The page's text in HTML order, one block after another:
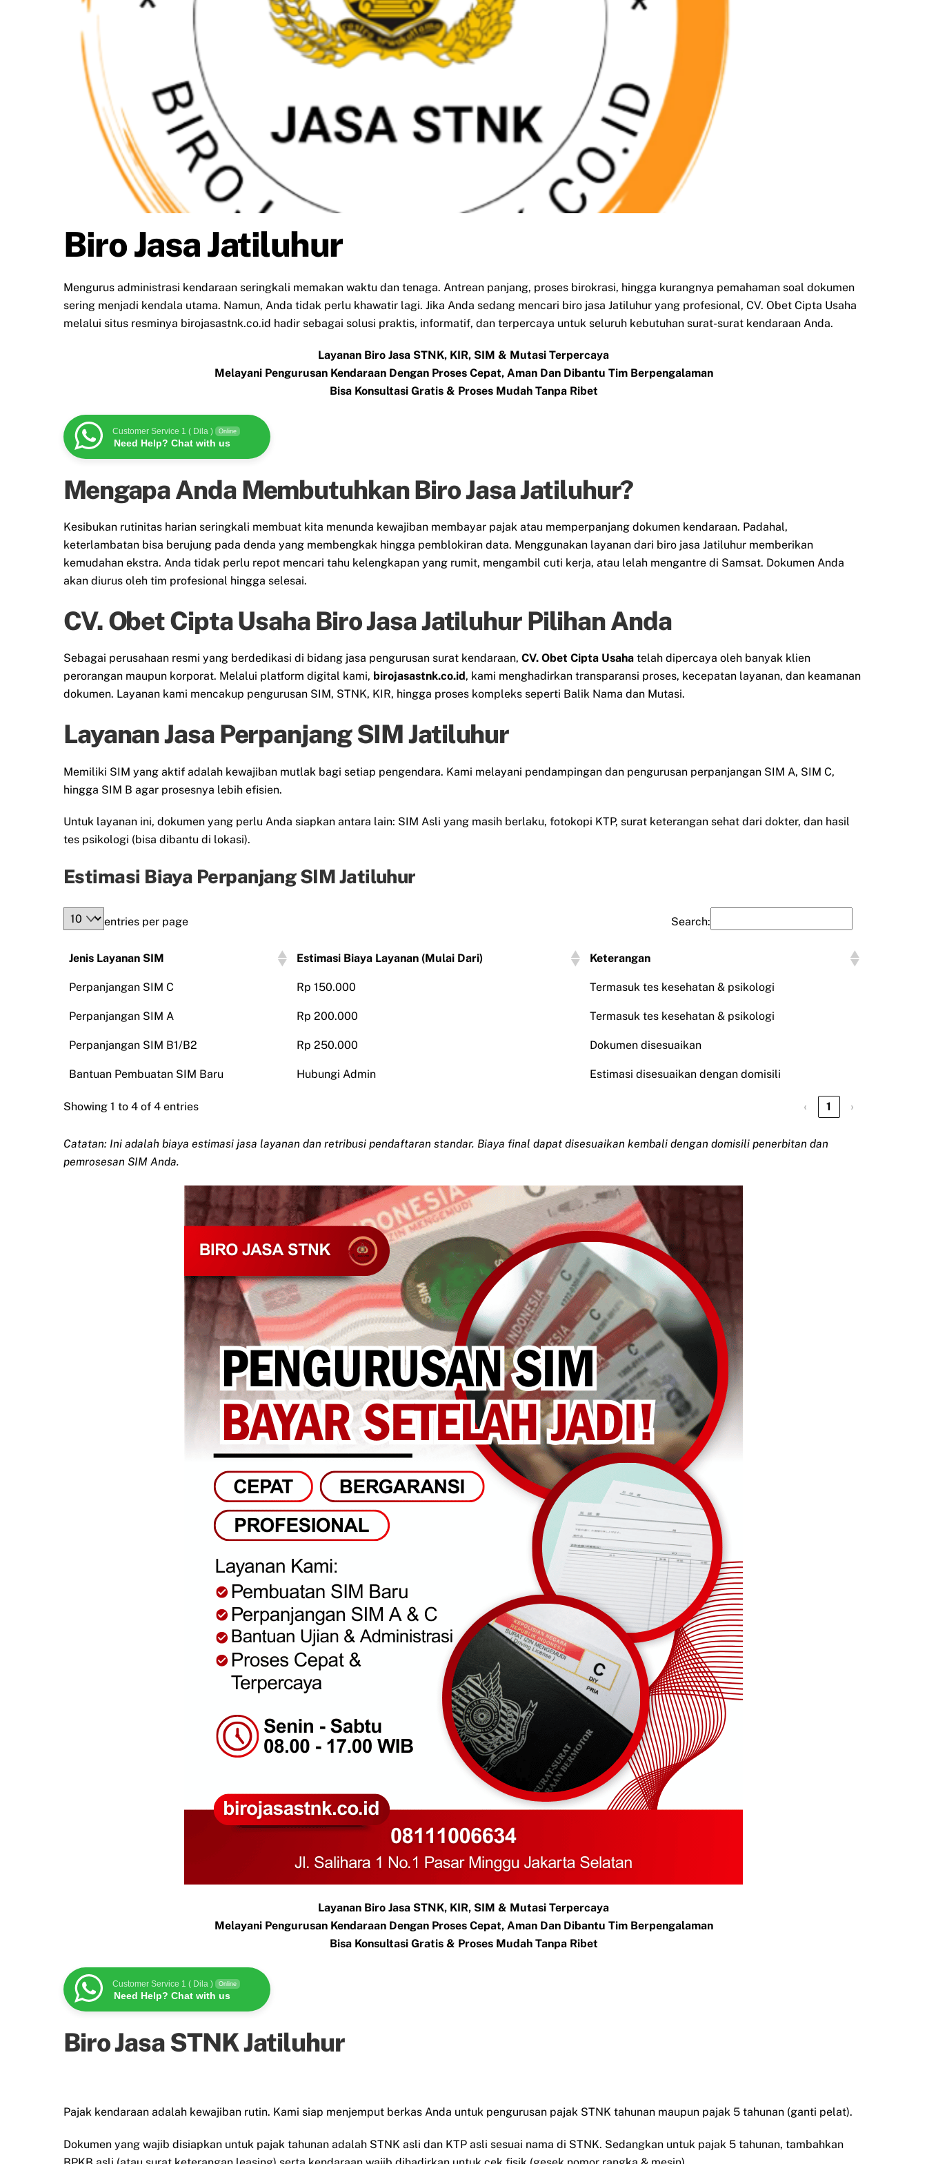
Biro Jasa Jatiluhur
Mengurus administrasi kendaraan seringkali memakan waktu dan tenaga. Antrean panjang, proses birokrasi, hingga kurangnya pemahaman soal dokumen
sering menjadi kendala utama. Namun, Anda tidak perlu khawatir lagi. Jika Anda sedang mencari biro jasa Jatiluhur yang profesional, CV. Obet Cipta Usaha
melalui situs resminya birojasastnk.co.id hadir sebagai solusi praktis, informatif, dan terpercaya untuk seluruh kebutuhan surat-surat kendaraan Anda.
Layanan Biro Jasa STNK, KIR, SIM & Mutasi Terpercaya
Melayani Pengurusan Kendaraan Dengan Proses Cepat, Aman Dan Dibantu Tim Berpengalaman
Bisa Konsultasi Gratis & Proses Mudah Tanpa Ribet
Customer Service 1 ( Dila ) Online
Need Help? Chat with us
Mengapa Anda Membutuhkan Biro Jasa Jatiluhur?
Kesibukan rutinitas harian seringkali membuat kita menunda kewajiban membayar pajak atau memperpanjang dokumen kendaraan. Padahal,
keterlambatan bisa berujung pada denda yang membengkak hingga pemblokiran data. Menggunakan layanan dari biro jasa Jatiluhur memberikan
kemudahan ekstra. Anda tidak perlu repot mencari tahu kelengkapan yang rumit, mengambil cuti kerja, atau lelah mengantre di Samsat. Dokumen Anda
akan diurus oleh tim profesional hingga selesai.
CV. Obet Cipta Usaha Biro Jasa Jatiluhur Pilihan Anda
Sebagai perusahaan resmi yang berdedikasi di bidang jasa pengurusan surat kendaraan, CV. Obet Cipta Usaha telah dipercaya oleh banyak klien
perorangan maupun korporat. Melalui platform digital kami, birojasastnk.co.id, kami menghadirkan transparansi proses, kecepatan layanan, dan keamanan
dokumen. Layanan kami mencakup pengurusan SIM, STNK, KIR, hingga proses kompleks seperti Balik Nama dan Mutasi.
Layanan Jasa Perpanjang SIM Jatiluhur
Memiliki SIM yang aktif adalah kewajiban mutlak bagi setiap pengendara. Kami melayani pendampingan dan pengurusan perpanjangan SIM A, SIM C,
hingga SIM B agar prosesnya lebih efisien.
Untuk layanan ini, dokumen yang perlu Anda siapkan antara lain: SIM Asli yang masih berlaku, fotokopi KTP, surat keterangan sehat dari dokter, dan hasil
tes psikologi (bisa dibantu di lokasi).
Estimasi Biaya Perpanjang SIM Jatiluhur
entries per page Search:
Jenis Layanan SIM Estimasi Biaya Layanan (Mulai Dari) Keterangan
Perpanjangan SIM C Rp 150.000 Termasuk tes kesehatan & psikologi
Perpanjangan SIM A Rp 200.000 Termasuk tes kesehatan & psikologi
Perpanjangan SIM B1/B2 Rp 250.000 Dokumen disesuaikan
Bantuan Pembuatan SIM Baru Hubungi Admin Estimasi disesuaikan dengan domisili
Showing 1 to 4 of 4 entries ‹ 1 ›
Catatan: Ini adalah biaya estimasi jasa layanan dan retribusi pendaftaran standar. Biaya final dapat disesuaikan kembali dengan domisili penerbitan dan
pemrosesan SIM Anda.
Layanan Biro Jasa STNK, KIR, SIM & Mutasi Terpercaya
Melayani Pengurusan Kendaraan Dengan Proses Cepat, Aman Dan Dibantu Tim Berpengalaman
Bisa Konsultasi Gratis & Proses Mudah Tanpa Ribet
Customer Service 1 ( Dila ) Online
Need Help? Chat with us
Biro Jasa STNK Jatiluhur
Pajak kendaraan adalah kewajiban rutin. Kami siap menjemput berkas Anda untuk pengurusan pajak STNK tahunan maupun pajak 5 tahunan (ganti pelat).
Dokumen yang wajib disiapkan untuk pajak tahunan adalah STNK asli dan KTP asli sesuai nama di STNK. Sedangkan untuk pajak 5 tahunan, tambahkan